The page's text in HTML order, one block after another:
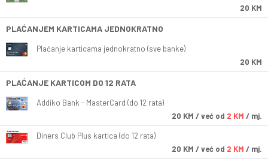
20 KM
PLAĆANJEM KARTICAMA JEDNOKRATNO
Plaćanje karticama jednokratno (sve banke)
20 KM
PLAĆANJE KARTICOM DO 12 RATA
Addiko Bank - MasterCard (do 12 rata)
20 KM / već od 2 KM / mj.
Diners Club Plus kartica (do 12 rata)
20 KM / već od 2 KM / mj.